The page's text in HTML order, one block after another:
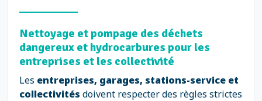
Nettoyage et pompage des déchets
dangereux et hydrocarbures pour les
entreprises et les collectivité
Les entreprises, garages, stations-service et
collectivités doivent respecter des règles strictes